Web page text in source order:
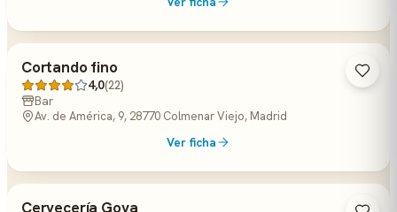
Cortando fino
4,0(22)
Bar
Av. de América, 9, 28770 Colmenar Viejo, Madrid
Ver ficha
Cervecería Goya